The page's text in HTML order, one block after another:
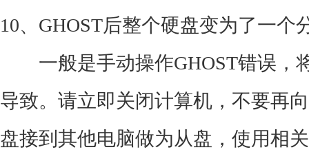
10、GHOST后整个硬盘变为了一个
一般是手动操作GHOST错误，
导致。请立即关闭计算机，不要再
盘接到其他电脑做为从盘，使用相